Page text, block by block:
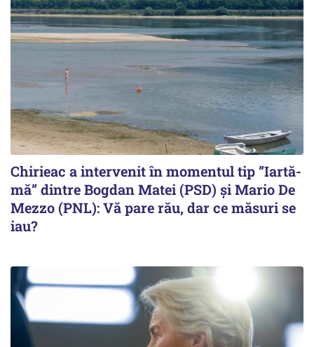
Chirieac a intervenit în momentul tip ”Iartă-
mă” dintre Bogdan Matei (PSD) și Mario De
Mezzo (PNL): Vă pare rău, dar ce măsuri se
iau?